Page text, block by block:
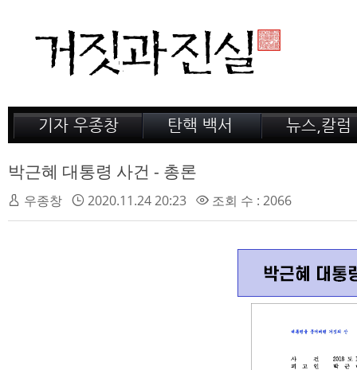
기자 우종창
저서 소개
감옥 이야기
탄핵 백서
거짓의 산
법정 녹취록
인터뷰
뉴스,칼럼
공지,새소식
박근혜 대통령 사건 - 총론
우종창 2020.11.24 20:23 조회 수 : 2066